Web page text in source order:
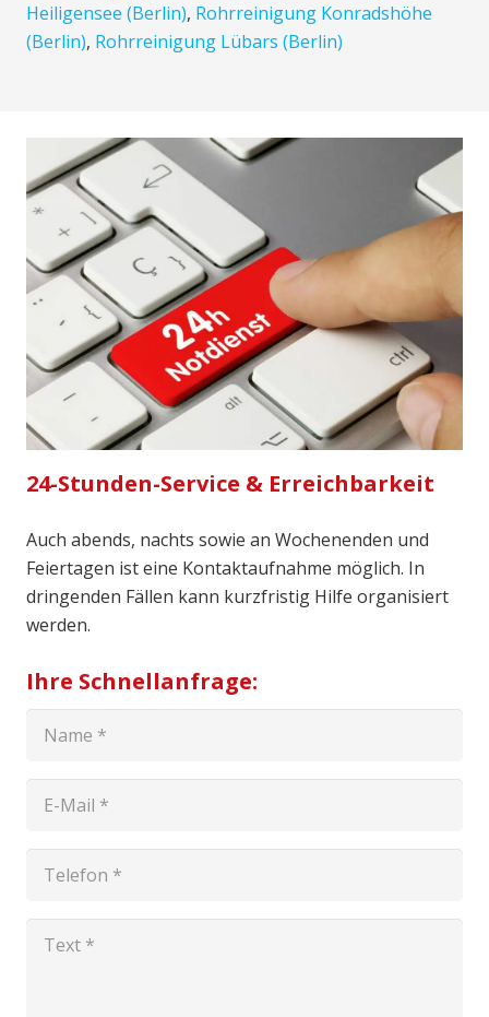
Heiligensee (Berlin), Rohrreinigung Konradshöhe
(Berlin), Rohrreinigung Lübars (Berlin)
24-Stunden-Service & Erreichbarkeit
Auch abends, nachts sowie an Wochenenden und
Feiertagen ist eine Kontaktaufnahme möglich. In
dringenden Fällen kann kurzfristig Hilfe organisiert
werden.
Ihre Schnellanfrage: